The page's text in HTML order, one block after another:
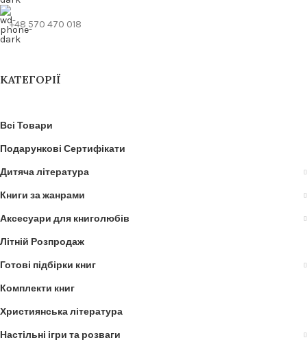
+48 570 470 018
КАТЕГОРІЇ
Всі Товари
Подарункові Сертифікати
Дитяча література
Книги за жанрами
Аксесуари для книголюбів
Літній Розпродаж
Готові підбірки книг
Комплекти книг
Християнська література
Настільні ігри та розваги